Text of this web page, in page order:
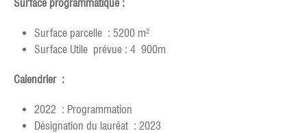
Surface programmatique :
Surface parcelle : 5200 m²
Surface Utile prévue : 4 900m
Calendrier :
2022 : Programmation
Désignation du lauréat : 2023